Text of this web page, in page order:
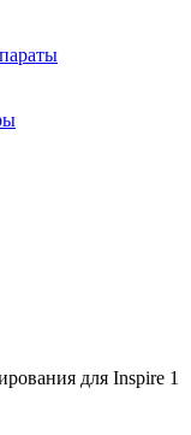
для Inspire 1